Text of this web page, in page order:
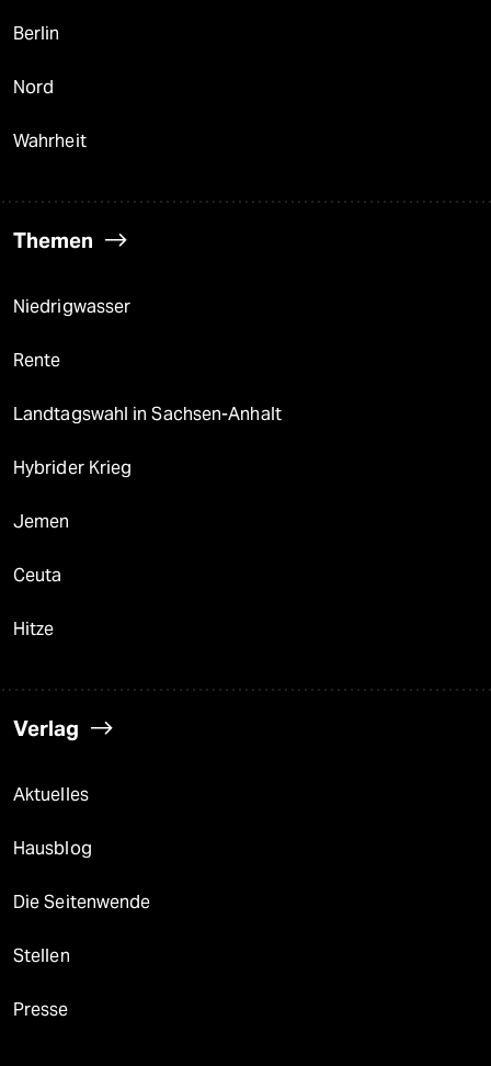
Berlin
Nord
Wahrheit
Themen
Niedrigwasser
Rente
Landtagswahl in Sachsen-Anhalt
Hybrider Krieg
Jemen
Ceuta
Hitze
Verlag
Aktuelles
Hausblog
Die Seitenwende
Stellen
Presse